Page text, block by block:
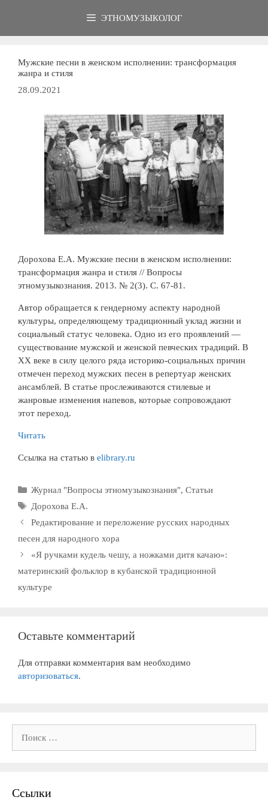
ЭТНОМУЗЫКОЛОГ
Мужские песни в женском исполнении: трансформация
жанра и стиля
28.09.2021
Дорохова Е.А. Мужские песни в женском исполнении:
трансформация жанра и стиля // Вопросы
этномузыкознания. 2013. № 2(3). С. 67-81.
Автор обращается к гендерному аспекту народной
культуры, определяющему традиционный уклад жизни и
социальный статус человека. Одно из его проявлений —
существование мужской и женской певческих традиций. В
XX веке в силу целого ряда историко-социальных причин
отмечен переход мужских песен в репертуар женских
ансамблей. В статье прослеживаются стилевые и
жанровые изменения напевов, которые сопровождают
этот переход.
Читать
Ссылка на статью в elibrary.ru
Рубрики
Журнал "Вопросы этномузыкознания", Статьи
Метки
Дорохова Е.А.
Редактирование и переложение русских народных
песен для народного хора
«Я ручками кудель чешу, а ножками дитя качаю»:
материнский фольклор в кубанской традиционной
культуре
Оставьте комментарий
Для отправки комментария вам необходимо
авторизоваться.
Ссылки